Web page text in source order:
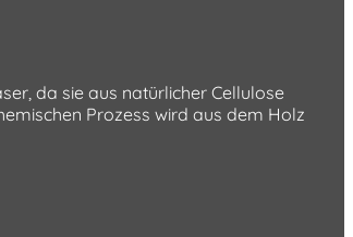
da sie aus natürlicher Cellulose
Prozess wird aus dem Holz